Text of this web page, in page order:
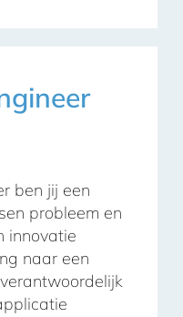
ben jij een
probleem en
innovatie
naar een